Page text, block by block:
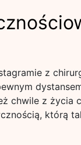
z
chwile z życia
którą